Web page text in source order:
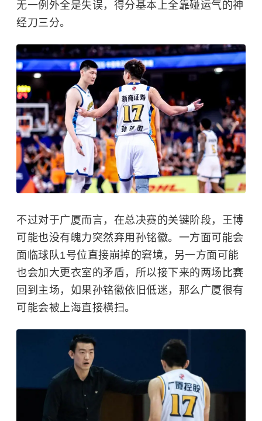
无一例外全是失误，得分基本上全靠碰运气的神
经刀三分。
不过对于广厦而言，在总决赛的关键阶段，王博
可能也没有魄力突然弃用孙铭徽。一方面可能会
面临球队1号位直接崩掉的窘境，另一方面可能
也会加大更衣室的矛盾，所以接下来的两场比赛
回到主场，如果孙铭徽依旧低迷，那么广厦很有
可能会被上海直接横扫。